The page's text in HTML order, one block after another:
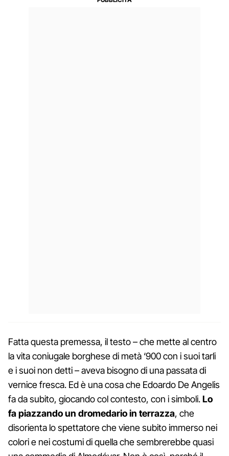
Fatta questa premessa, il testo – che mette al centro
la vita coniugale borghese di metà ‘900 con i suoi tarli
e i suoi non detti – aveva bisogno di una passata di
vernice fresca. Ed è una cosa che Edoardo De Angelis
fa da subito, giocando col contesto, con i simboli.Lo
fa piazzando un dromedario in terrazza, che
disorienta lo spettatore che viene subito immerso nei
colori e nei costumi di quella che sembrerebbe quasi